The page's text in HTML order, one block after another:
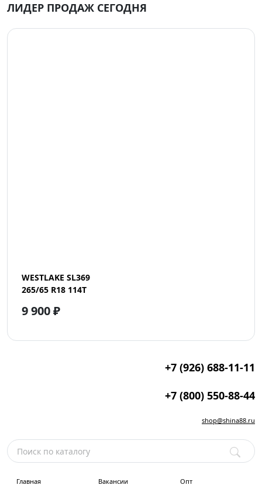
ЛИДЕР ПРОДАЖ СЕГОДНЯ
WESTLAKE SL369
265/65 R18 114T
9 900 ₽
+7 (926) 688-11-11
+7 (800) 550-88-44
shop@shina88.ru
Главная Вакансии Опт